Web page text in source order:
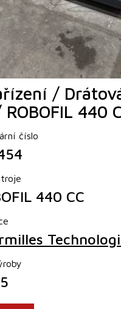
/
440
číslo
440 CC